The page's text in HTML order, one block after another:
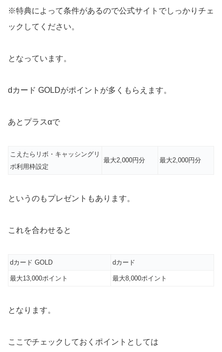
※特典によって条件があるので公式サイトでしっかりチェ
ックしてください。
となっています。
dカード GOLDがポイントが多くもらえます。
あとプラスαで
こえたらリボ・キャッシングリ
ボ利用枠設定
最大2,000円分 最大2,000円分
というのもプレゼントもあります。
これを合わせると
dカード GOLD dカード
最大13,000ポイント 最大8,000ポイント
となります。
ここでチェックしておくポイントとしては